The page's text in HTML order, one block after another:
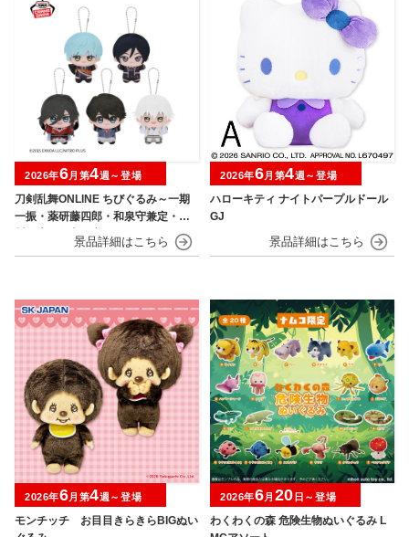
刀剣乱舞ONLINE ちびぐるみ～一期
一振・薬研藤四郎・和泉守兼定・堀
川国広・鶴丸国永～
2026年6月第4週～登場
ハローキティ ナイトパープルドール
GJ
2026年6月第4週～登場
モンチッチ お目目きらきらBIGぬい
2026年6月第4週～登場
わくわくの森 危険生物ぬいぐるみ L
2026年6月 20 日～登場